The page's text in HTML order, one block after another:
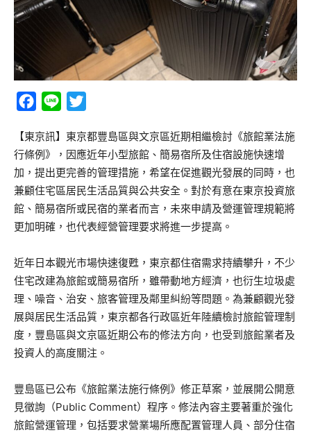
Facebook
Line
【東京訊】東京都豐島區與文京區近期相繼檢討《旅館業法施
行條例》，因應近年小型旅館、簡易宿所及住宿設施快速增
加，提出更完善的管理措施，希望在促進觀光發展的同時，也
兼顧住宅區居民生活品質與公共安全。對於有意在東京投資旅
館、簡易宿所或民宿的業者而言，未來申請及營運管理規範將
更加明確，也代表經營管理要求將進一步提高。
近年日本觀光市場快速復甦，東京都住宿需求持續攀升，不少
住宅改建為旅館或簡易宿所，雖帶動地方經濟，也衍生垃圾處
理、噪音、治安、旅客管理及鄰里糾紛等問題。為兼顧觀光發
展與居民生活品質，東京都各行政區近年陸續檢討旅館管理制
度，豐島區與文京區近期公布的修法方向，也受到旅館業者及
投資人的高度關注。
豐島區已公布《旅館業法施行條例》修正草案，並展開公開意
見徵詢（Public Comment）程序。修法內容主要著重於強化
旅館營運管理，包括要求營業場所應配置管理人員、部分住宿